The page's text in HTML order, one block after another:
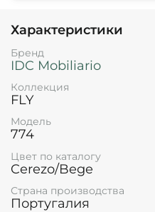
Характеристики
Бренд
IDC Mobiliario
Коллекция
FLY
Модель
774
Цвет по каталогу
Cerezo/Bege
Страна производства
Португалия